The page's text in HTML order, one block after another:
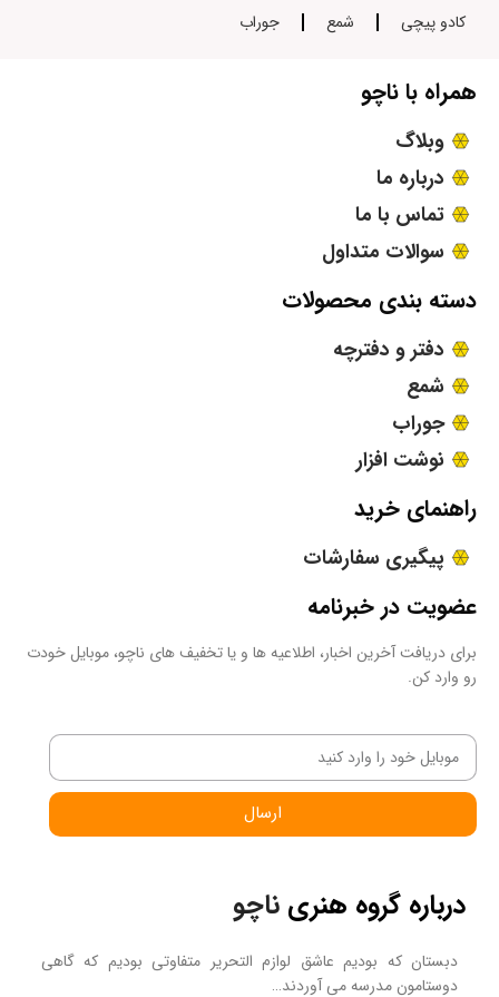
کادو پیچی شمع جوراب
همراه با ناچو
وبلاگ
درباره ما
تماس با ما
سوالات متداول
دسته بندی محصولات
دفتر و دفترچه
شمع
جوراب
نوشت افزار
راهنمای خرید
پیگیری سفارشات
عضویت در خبرنامه
برای دریافت آخرین اخبار، اطلاعیه ها و یا تخفیف های ناچو، موبایل خودت
رو وارد کن.
ارسال
درباره گروه هنری ناچو
دبستان که بودیم عاشق لوازم التحریر متفاوتی بودیم که گاهی
دوستامون مدرسه می آوردند…